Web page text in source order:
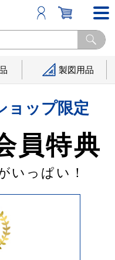
製図用品
ョップ限定
員特典
いっぱい！